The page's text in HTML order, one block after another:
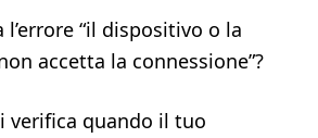
l’errore “il dispositivo o la
accetta la connessione”?
verifica quando il tuo